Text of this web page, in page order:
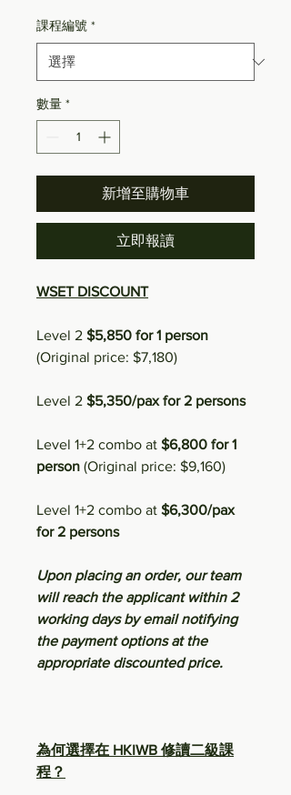
課程編號 *
數量 *
新增至購物車
立即報讀
WSET DISCOUNT
Level 2 $5,850 for 1 person
(Original price: $7,180)
Level 2 $5,350/pax for 2 persons
Level 1+2 combo at $6,800 for 1
person (Original price: $9,160)
Level 1+2 combo at $6,300/pax
for 2 persons
Upon placing an order, our team
will reach the applicant within 2
working days by email notifying
the payment options at the
appropriate discounted price.
為何選擇在 HKIWB 修讀二級課
程？